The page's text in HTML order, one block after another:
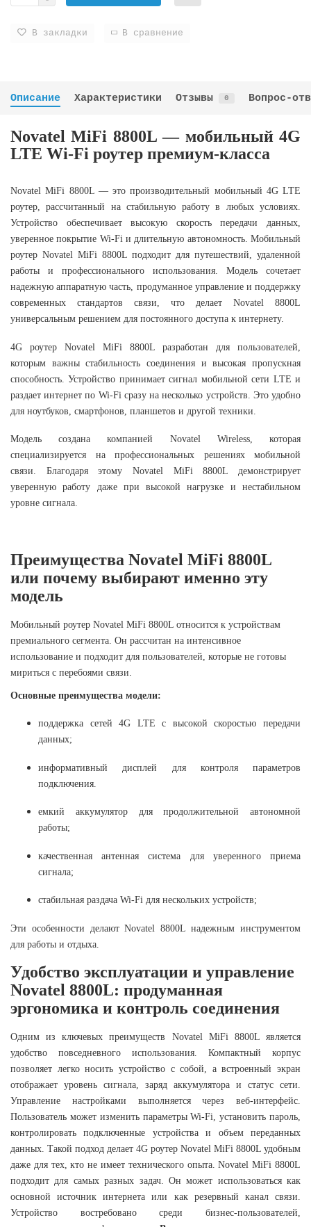
В закладки В сравнение
Описание Характеристики Отзывы 0 Вопрос-
Novatel MiFi 8800L — мобильный 4G
LTE Wi-Fi роутер премиум-класса
Novatel MiFi 8800L — это производительный мобильный 4G LTE
роутер, рассчитанный на стабильную работу в любых условиях.
Устройство обеспечивает высокую скорость передачи данных,
уверенное покрытие Wi-Fi и длительную автономность. Мобильный
роутер Novatel MiFi 8800L подходит для путешествий, удаленной
работы и профессионального использования. Модель сочетает
надежную аппаратную часть, продуманное управление и поддержку
современных стандартов связи, что делает Novatel 8800L
универсальным решением для постоянного доступа к интернету.
4G роутер Novatel MiFi 8800L разработан для пользователей,
которым важны стабильность соединения и высокая пропускная
способность. Устройство принимает сигнал мобильной сети LTE и
раздает интернет по Wi-Fi сразу на несколько устройств. Это удобно
для ноутбуков, смартфонов, планшетов и другой техники.
Модель создана компанией Novatel Wireless, которая
специализируется на профессиональных решениях мобильной
связи. Благодаря этому Novatel MiFi 8800L демонстрирует
уверенную работу даже при высокой нагрузке и нестабильном
уровне сигнала.
Преимущества Novatel MiFi 8800L
или почему выбирают именно эту
модель
Мобильный роутер Novatel MiFi 8800L относится к устройствам
премиального сегмента. Он рассчитан на интенсивное
использование и подходит для пользователей, которые не готовы
мириться с перебоями связи.
Основные преимущества модели:
поддержка сетей 4G LTE с высокой скоростью передачи
данных;
информативный дисплей для контроля параметров
подключения.
емкий аккумулятор для продолжительной автономной
работы;
качественная антенная система для уверенного приема
сигнала;
стабильная раздача Wi-Fi для нескольких устройств;
Эти особенности делают Novatel 8800L надежным инструментом
для работы и отдыха.
Удобство эксплуатации и управление
Novatel 8800L: продуманная
эргономика и контроль соединения
Одним из ключевых преимуществ Novatel MiFi 8800L является
удобство повседневного использования. Компактный корпус
позволяет легко носить устройство с собой, а встроенный экран
отображает уровень сигнала, заряд аккумулятора и статус сети.
Управление настройками выполняется через веб-интерфейс.
Пользователь может изменить параметры Wi-Fi, установить пароль,
контролировать подключенные устройства и объем переданных
данных. Такой подход делает 4G роутер Novatel MiFi 8800L удобным
даже для тех, кто не имеет технического опыта. Novatel MiFi 8800L
подходит для самых разных задач. Он может использоваться как
основной источник интернета или как резервный канал связи.
Устройство востребовано среди бизнес-пользователей,